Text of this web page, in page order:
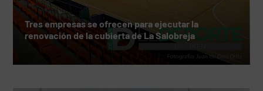
Tres empresas se ofrecen para ejecutar la
renovación de la cubierta de La Salobreja